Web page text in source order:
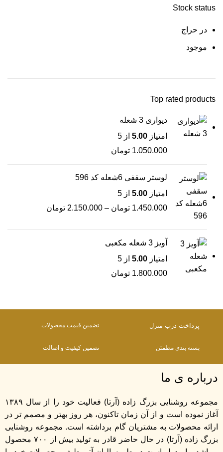
Stock status
در حراج
موجود
Top rated products
دیواری 3 شعله
امتیاز 5.00 از 5
1.050.000 تومان
لوستر سقفی 6شعله کد 596
امتیاز 5.00 از 5
1.450.000 تومان –
2.150.000 تومان
آویز 3 شعله مکعبی
امتیاز 5.00 از 5
1.800.000 تومان
پرداخت درب منزل تضمین قیمت محصولات
بسته بندی مطمئن تضمین کیفیت و اصالت
درباره ی ما
مجموعه روشنایی بزرگ زاده (آرتا) فعالیت خود را از سال ۱۳۸۹
آغاز نموده است و از آن زمان تاکنون، هر روز بهتر و مصمم تر در
ارائه محصولات به مشتریان گام برداشته است. مجموعه روشنایی
بزرگ زاده (آرتا) در حال حاضر قادر به تولید بیش از ۷۰۰ محصول